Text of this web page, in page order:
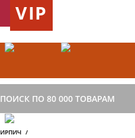
VIP
ПОИСК ПО 80 000 ТОВАРАМ